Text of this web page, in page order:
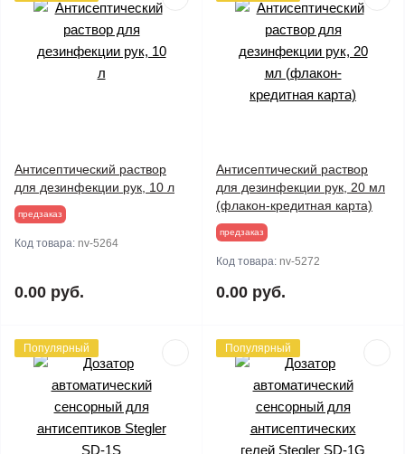
Антисептический раствор
для дезинфекции рук, 10 л
предзаказ
Код товара: nv-5264
0.00 руб.
Антисептический раствор
для дезинфекции рук, 20 мл
(флакон-кредитная карта)
предзаказ
Код товара: nv-5272
0.00 руб.
Популярный Популярный